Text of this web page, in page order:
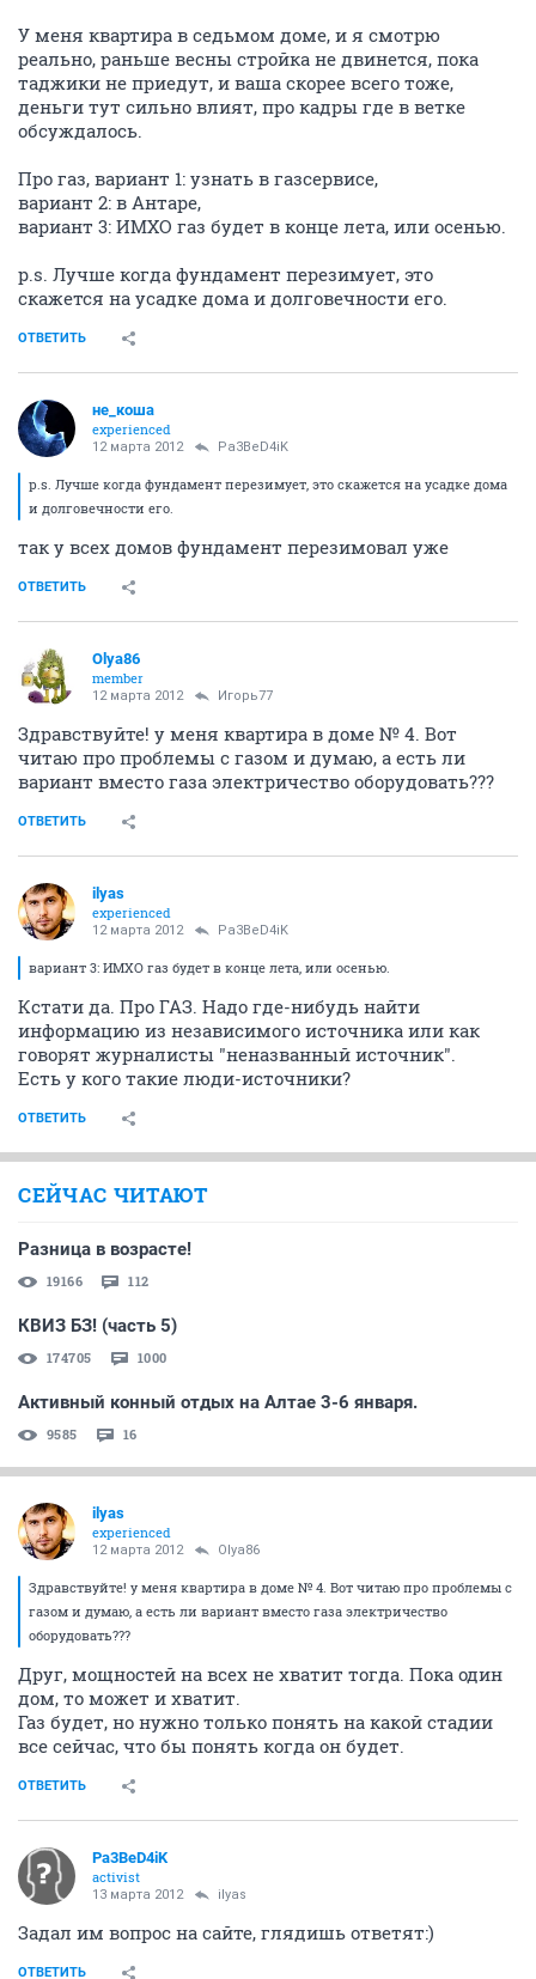
У меня квартира в седьмом доме, и я смотрю
реально, раньше весны стройка не двинется, пока
таджики не приедут, и ваша скорее всего тоже,
деньги тут сильно влият, про кадры где в ветке
обсуждалось.
Про газ, вариант 1: узнать в газсервисе,
вариант 2: в Антаре,
вариант 3: ИМХО газ будет в конце лета, или осенью.
p.s. Лучше когда фундамент перезимует, это
скажется на усадке дома и долговечности его.
ОТВЕТИТЬ
не_коша
experienced
12 марта 2012 Pa3BeD4iK
p.s. Лучше когда фундамент перезимует, это скажется на усадке дома
и долговечности его.
так у всех домов фундамент перезимовал уже
ОТВЕТИТЬ
Olya86
member
12 марта 2012 Игорь77
Здравствуйте! у меня квартира в доме № 4. Вот
читаю про проблемы с газом и думаю, а есть ли
вариант вместо газа электричество оборудовать???
ОТВЕТИТЬ
ilyas
experienced
12 марта 2012 Pa3BeD4iK
вариант 3: ИМХО газ будет в конце лета, или осенью.
Кстати да. Про ГАЗ. Надо где-нибудь найти
информацию из независимого источника или как
говорят журналисты "неназванный источник".
Есть у кого такие люди-источники?
ОТВЕТИТЬ
СЕЙЧАС ЧИТАЮТ
Разница в возрасте!
19166 112
КВИЗ БЗ! (часть 5)
174705 1000
Активный конный отдых на Алтае 3-6 января.
9585 16
ilyas
experienced
12 марта 2012 Olya86
Здравствуйте! у меня квартира в доме № 4. Вот читаю про проблемы с
газом и думаю, а есть ли вариант вместо газа электричество
оборудовать???
Друг, мощностей на всех не хватит тогда. Пока один
дом, то может и хватит.
Газ будет, но нужно только понять на какой стадии
все сейчас, что бы понять когда он будет.
ОТВЕТИТЬ
Pa3BeD4iK
activist
13 марта 2012 ilyas
Задал им вопрос на сайте, глядишь ответят:)
ОТВЕТИТЬ